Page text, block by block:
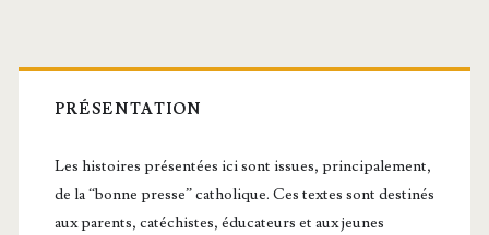
Barre
latérale
principale
PRÉSENTATION
Les histoires présentées ici sont issues, principalement,
de la “bonne presse” catholique. Ces textes sont destinés
aux parents, catéchistes, éducateurs et aux jeunes